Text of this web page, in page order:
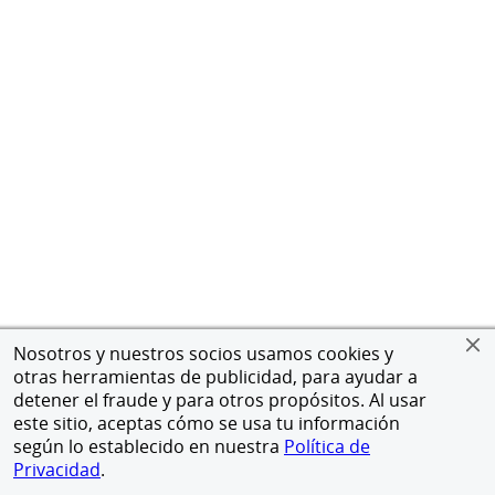
Nosotros y nuestros socios usamos cookies y
otras herramientas de publicidad, para ayudar a
detener el fraude y para otros propósitos. Al usar
este sitio, aceptas cómo se usa tu información
según lo establecido en nuestra Política de
Privacidad.